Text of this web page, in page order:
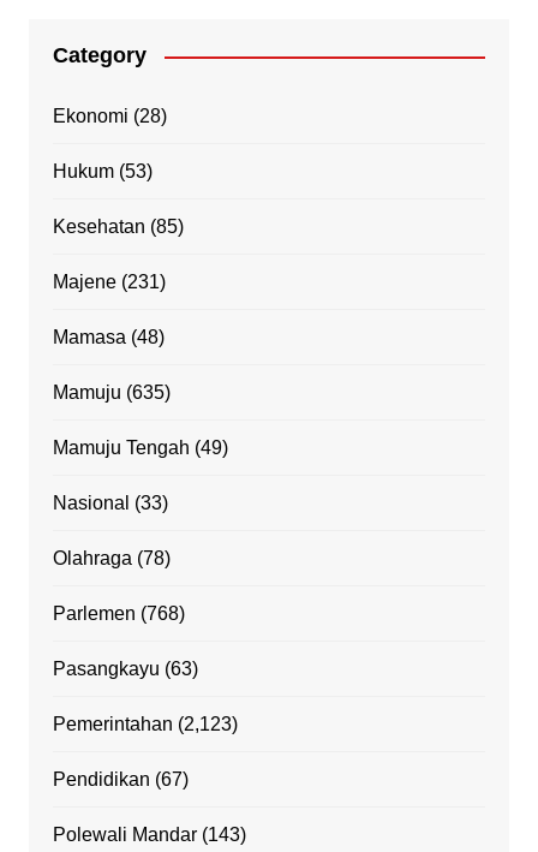
Category
Ekonomi (28)
Hukum(53)
Kesehatan (85)
Majene(231)
Mamasa (48)
Mamuju (635)
Mamuju Tengah (49)
Nasional (33)
Olahraga (78)
Parlemen (768)
Pasangkayu (63)
Pemerintahan (2,123)
Pendidikan (67)
Polewali Mandar(143)